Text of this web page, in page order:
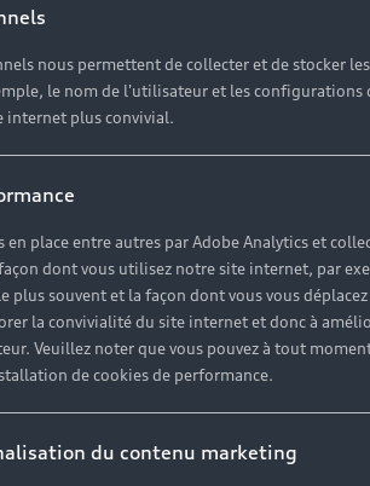
disponibles
disponibles
mon Audi
EA 189
Airbag Takata
Tous droits réservés.
nous permettent de collecter et de stocker
le nom de l'utilisateur et les
internet plus convivial.
en place entre autres par Adobe Analytics et
dont vous utilisez notre site internet, par
plus souvent et la façon dont vous vous
la convivialité du site internet et donc à
Veuillez noter que vous pouvez à tout
de cookies de performance.
du contenu marketing